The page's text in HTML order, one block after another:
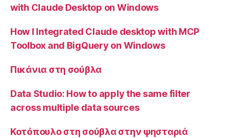
with Claude Desktop on Windows
How I Integrated Claude desktop with MCP
Toolbox and BigQuery on Windows
Πικάνια στη σούβλα
Data Studio: How to apply the same filter
across multiple data sources
Κοτόπουλο στη σούβλα στην ψησταριά